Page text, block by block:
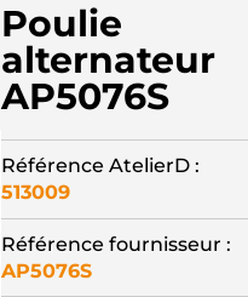
Poulie
alternateur
AP5076S
Référence AtelierD :
513009
Référence fournisseur :
AP5076S